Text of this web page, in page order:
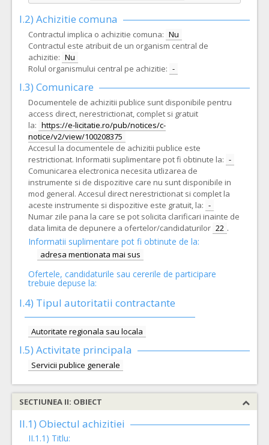
I.2) Achizitie comuna
Contractul implica o achizitie comuna: Nu
Contractul este atribuit de un organism central de
achizitie: Nu
Rolul organismului central pe achizitie: -
I.3) Comunicare
Documentele de achizitii publice sunt disponibile pentru
access direct, nerestrictionat, complet si gratuit
la: https://e-licitatie.ro/pub/notices/c-
notice/v2/view/100208375
Accesul la documentele de achizitii publice este
restrictionat. Informatii suplimentare pot fi obtinute la: -
Comunicarea electronica necesita utlizarea de
instrumente si de dispozitive care nu sunt disponibile in
mod general. Accesul direct nerestrictionat si complet la
aceste instrumente si dispozitive este gratuit, la: -
Numar zile pana la care se pot solicita clarificari inainte de
data limita de depunere a ofertelor/candidaturilor 22 .
Informatii suplimentare pot fi obtinute de la:
adresa mentionata mai sus
Ofertele, candidaturile sau cererile de participare
trebuie depuse la:
I.4) Tipul autoritatii contractante
Autoritate regionala sau locala
I.5) Activitate principala
Servicii publice generale
SECTIUNEA II: OBIECT
II.1) Obiectul achizitiei
II.1.1) Titlu: